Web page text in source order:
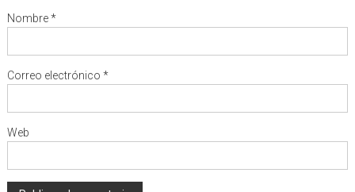
Nombre*
Correo electrónico *
Web